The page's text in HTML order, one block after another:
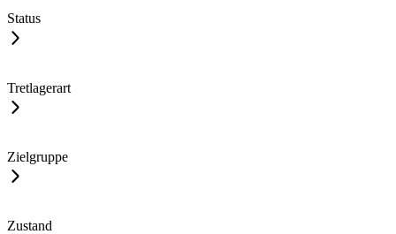
Status
Tretlagerart
Zielgruppe
Zustand